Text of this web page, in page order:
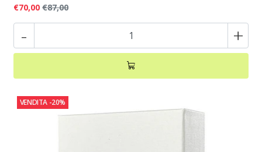
€70,00 €87,00
- +
VENDITA -20%